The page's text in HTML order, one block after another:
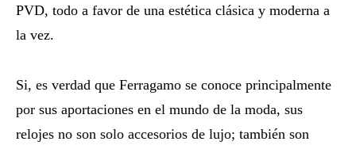
PVD, todo a favor de una estética clásica y moderna a
la vez.
Si, es verdad que Ferragamo se conoce principalmente
por sus aportaciones en el mundo de la moda, sus
relojes no son solo accesorios de lujo; también son